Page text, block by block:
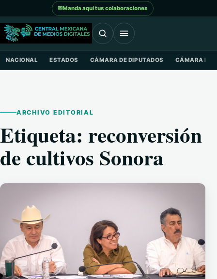
Saltar al contenido
✉Manda aquí tus colaboraciones
NACIONAL ESTADOS CÁMARA DE DIPUTADOS CÁMARA DE
ARCHIVO EDITORIAL
Etiqueta: reconversión
de cultivos Sonora